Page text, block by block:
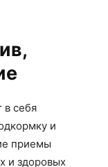
в себя
и
приемы
и здоровых